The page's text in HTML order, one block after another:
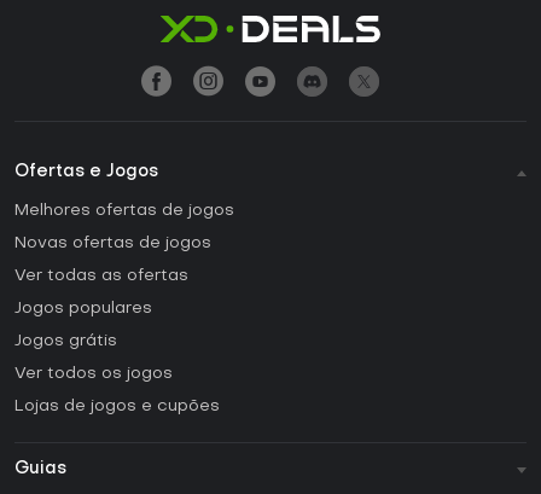
Ofertas e Jogos
Melhores ofertas de jogos
Novas ofertas de jogos
Ver todas as ofertas
Jogos populares
Jogos grátis
Ver todos os jogos
Lojas de jogos e cupões
Guias